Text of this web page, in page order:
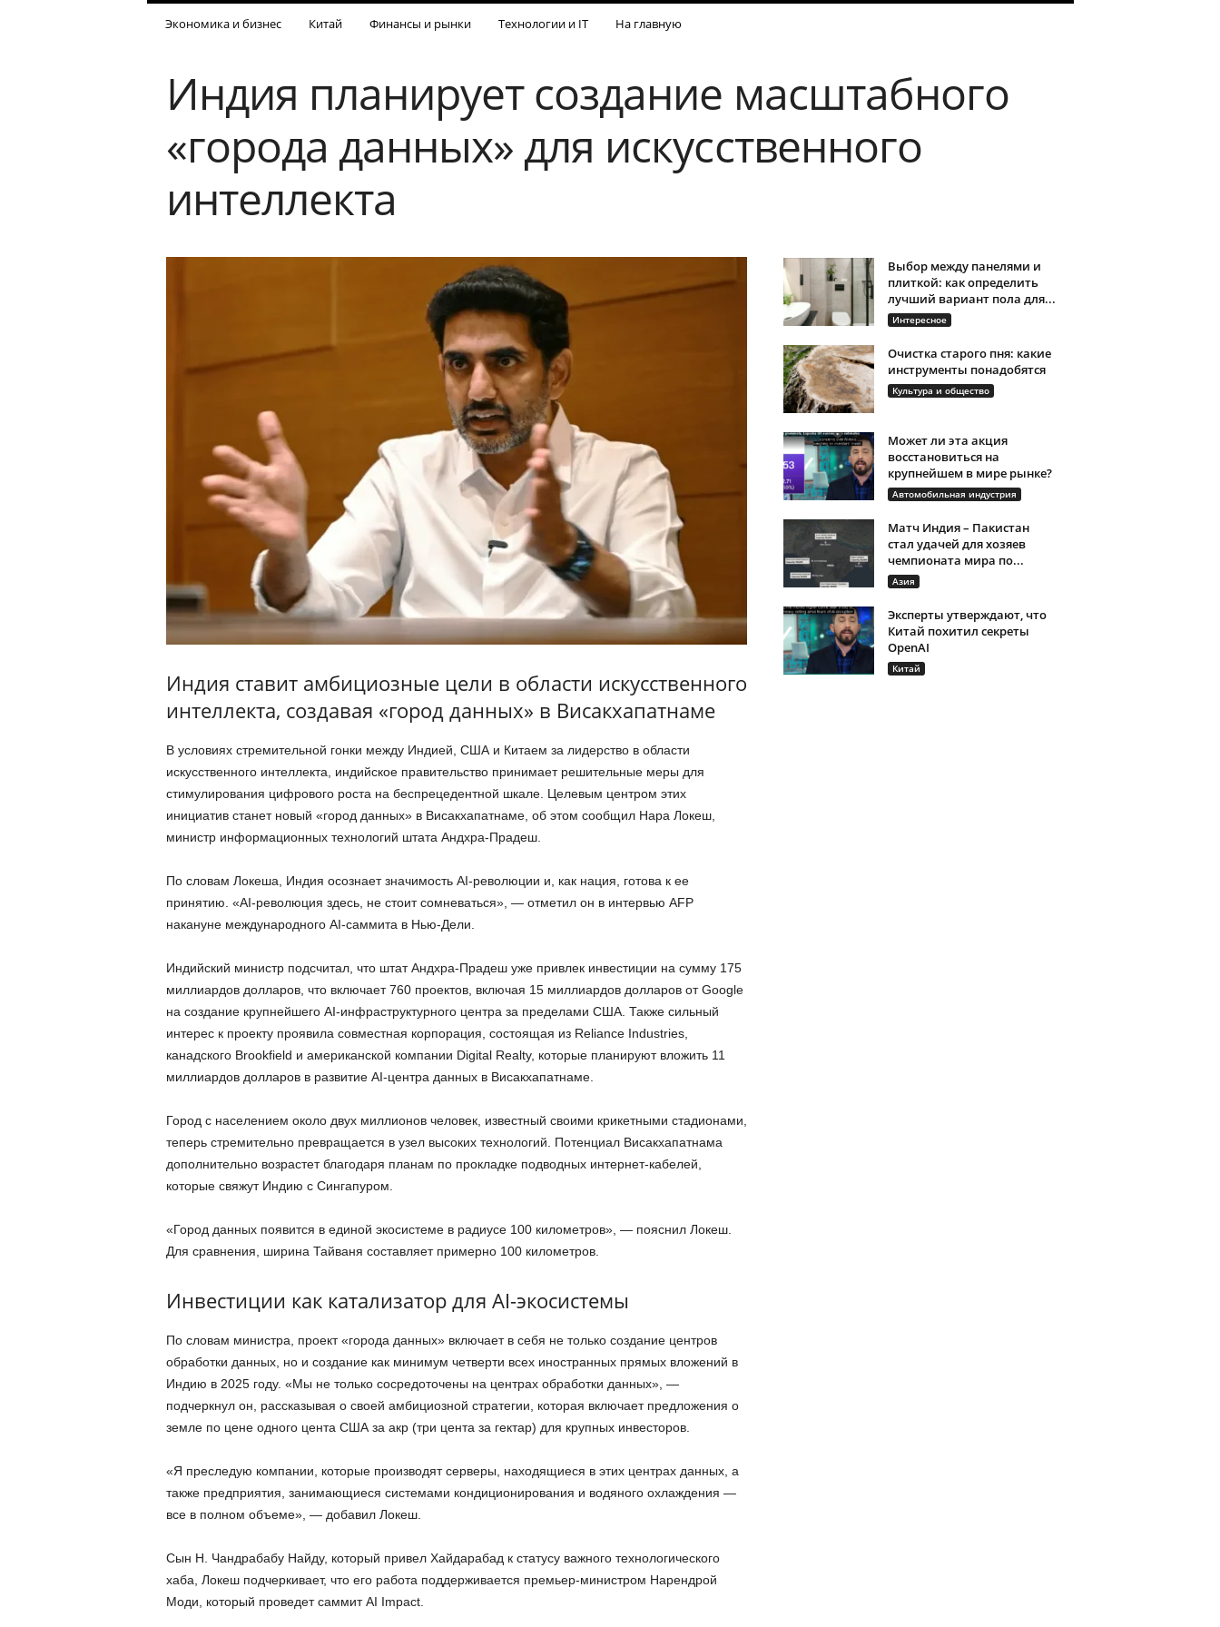
Экономика и бизнес Китай Финансы и рынки Технологии и IT На главную
Индия планирует создание масштабного
«города данных» для искусственного
интеллекта
Индия ставит амбициозные цели в области искусственного
интеллекта, создавая «город данных» в Висакхапатнаме
В условиях стремительной гонки между Индией, США и Китаем за лидерство в области
искусственного интеллекта, индийское правительство принимает решительные меры для
стимулирования цифрового роста на беспрецедентной шкале. Целевым центром этих
инициатив станет новый «город данных» в Висакхапатнаме, об этом сообщил Нара Локеш,
министр информационных технологий штата Андхра-Прадеш.
По словам Локеша, Индия осознает значимость AI-революции и, как нация, готова к ее
принятию. «AI-революция здесь, не стоит сомневаться», — отметил он в интервью AFP
накануне международного AI-саммита в Нью-Дели.
Индийский министр подсчитал, что штат Андхра-Прадеш уже привлек инвестиции на сумму 175
миллиардов долларов, что включает 760 проектов, включая 15 миллиардов долларов от Google
на создание крупнейшего AI-инфраструктурного центра за пределами США. Также сильный
интерес к проекту проявила совместная корпорация, состоящая из Reliance Industries,
канадского Brookfield и американской компании Digital Realty, которые планируют вложить 11
миллиардов долларов в развитие AI-центра данных в Висакхапатнаме.
Город с населением около двух миллионов человек, известный своими крикетными стадионами,
теперь стремительно превращается в узел высоких технологий. Потенциал Висакхапатнама
дополнительно возрастет благодаря планам по прокладке подводных интернет-кабелей,
которые свяжут Индию с Сингапуром.
«Город данных появится в единой экосистеме в радиусе 100 километров», — пояснил Локеш.
Для сравнения, ширина Тайваня составляет примерно 100 километров.
Инвестиции как катализатор для AI-экосистемы
По словам министра, проект «города данных» включает в себя не только создание центров
обработки данных, но и создание как минимум четверти всех иностранных прямых вложений в
Индию в 2025 году. «Мы не только сосредоточены на центрах обработки данных», —
подчеркнул он, рассказывая о своей амбициозной стратегии, которая включает предложения о
земле по цене одного цента США за акр (три цента за гектар) для крупных инвесторов.
«Я преследую компании, которые производят серверы, находящиеся в этих центрах данных, а
также предприятия, занимающиеся системами кондиционирования и водяного охлаждения —
все в полном объеме», — добавил Локеш.
Сын Н. Чандрабабу Найду, который привел Хайдарабад к статусу важного технологического
хаба, Локеш подчеркивает, что его работа поддерживается премьер-министром Нарендрой
Моди, который проведет саммит AI Impact.
Выбор между панелями и
плиткой: как определить
лучший вариант пола для...
Интересное
Очистка старого пня: какие
инструменты понадобятся
Культура и общество
Может ли эта акция
восстановиться на
крупнейшем в мире рынке?
Автомобильная индустрия
Матч Индия – Пакистан
стал удачей для хозяев
чемпионата мира по...
Азия
Эксперты утверждают, что
Китай похитил секреты
OpenAI
Китай